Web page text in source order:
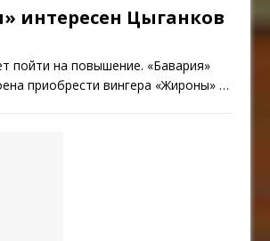
интересен Цыганков
пойти на повышение. «Бавария»
приобрести вингера «Жироны»…